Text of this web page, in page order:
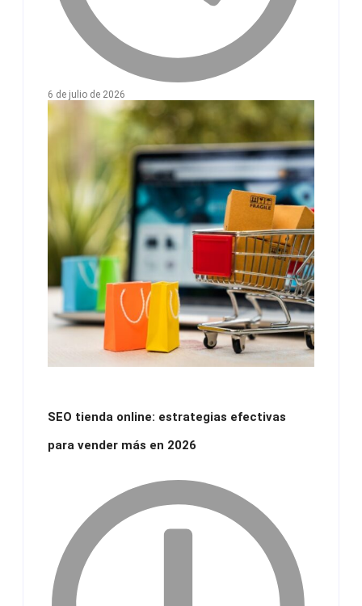
6 de julio de 2026
SEO tienda online: estrategias efectivas
para vender más en 2026